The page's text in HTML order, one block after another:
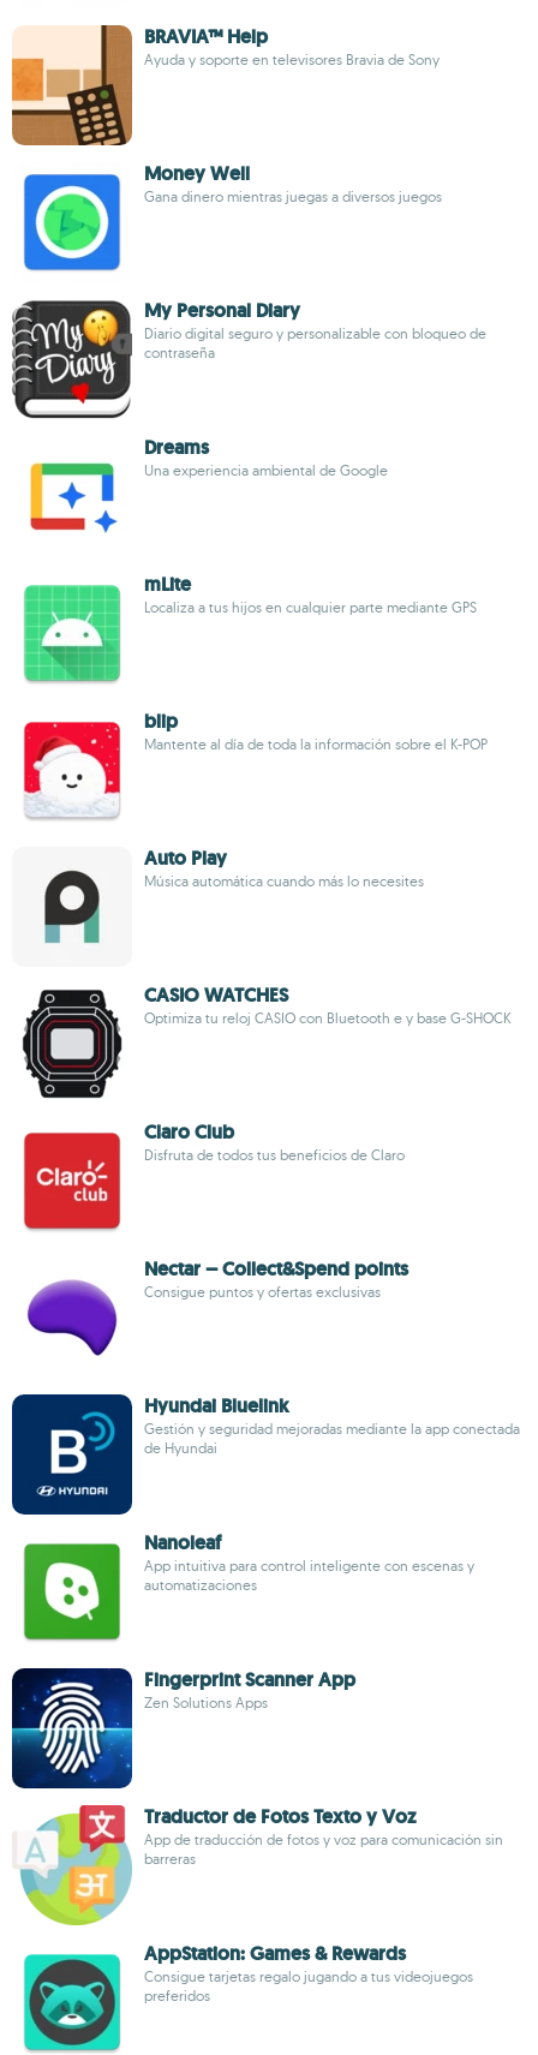
BRAVIA™ Help
Ayuda y soporte en televisores Bravia de Sony
Money Well
Gana dinero mientras juegas a diversos juegos
My Personal Diary
Diario digital seguro y personalizable con bloqueo de
contraseña
Dreams
Una experiencia ambiental de Google
mLite
Localiza a tus hijos en cualquier parte mediante GPS
blip
Mantente al día de toda la información sobre el K-POP
Auto Play
Música automática cuando más lo necesites
CASIO WATCHES
Optimiza tu reloj CASIO con Bluetooth e y base G-SHOCK
Claro Club
Disfruta de todos tus beneficios de Claro
Nectar – Collect&Spend points
Consigue puntos y ofertas exclusivas
Hyundai Bluelink
Gestión y seguridad mejoradas mediante la app conectada
de Hyundai
Nanoleaf
App intuitiva para control inteligente con escenas y
automatizaciones
Fingerprint Scanner App
Zen Solutions Apps
Traductor de Fotos Texto y Voz
App de traducción de fotos y voz para comunicación sin
barreras
AppStation: Games & Rewards
Consigue tarjetas regalo jugando a tus videojuegos
preferidos